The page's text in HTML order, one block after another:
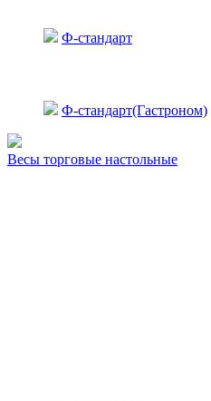
Ф-стандарт
Ф-стандарт(Гастроном)
Весы торговые настольные